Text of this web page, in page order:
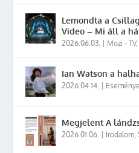
Lemondta a
Video – Mi áll a
2026.06.03. Mozi - TV
Ian Watson a
2026.04.14.
Megjelent A
2026.01.06. Irodalom,